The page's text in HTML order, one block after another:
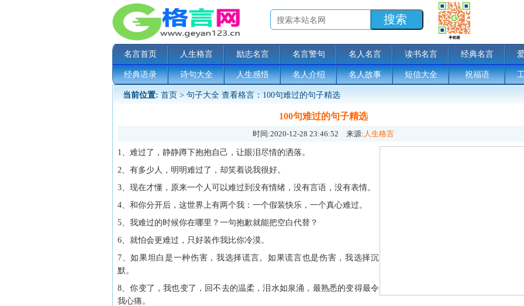
名言首页 人生格言 励志名言 名言警句 名人名言 读书名言 经典名言
经典语录 诗句大全 人生感悟 名人介绍 名人故事 短信大全 祝福语
当前位置: 首页 > 句子大全 查看格言：100句难过的句子精选
100句难过的句子精选
时间:2020-12-28 23:46:52 来源: 人生格言
1、难过了，静静蹲下抱抱自己，让眼泪尽情的洒落。
2、有多少人，明明难过了，却笑着说我很好。
3、现在才懂，原来一个人可以难过到没有情绪，没有言语，没有表情。
4、和你分开后，这世界上有两个我：一个假装快乐，一个真心难过。
5、我难过的时候你在哪里？一句抱歉就能把空白代替？
6、就怕会更难过，只好装作我比你冷漠。
7、如果坦白是一种伤害，我选择谎言。如果谎言也是伤害，我选择沉
默。
8、你变了，我也变了，回不去的温柔，泪水如泉涌，最熟悉的变得最令
我心痛。